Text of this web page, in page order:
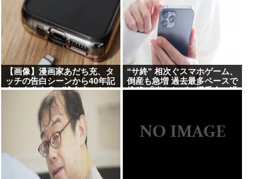
【画像】漫画家あだち充、タ
ッチの告白シーンから40年記
念で自分自身が浅倉南になり
“サ終” 相次ぐスマホゲーム、
倒産も急増 過去最多ペースで
推移 「当たれば一攫千金」過